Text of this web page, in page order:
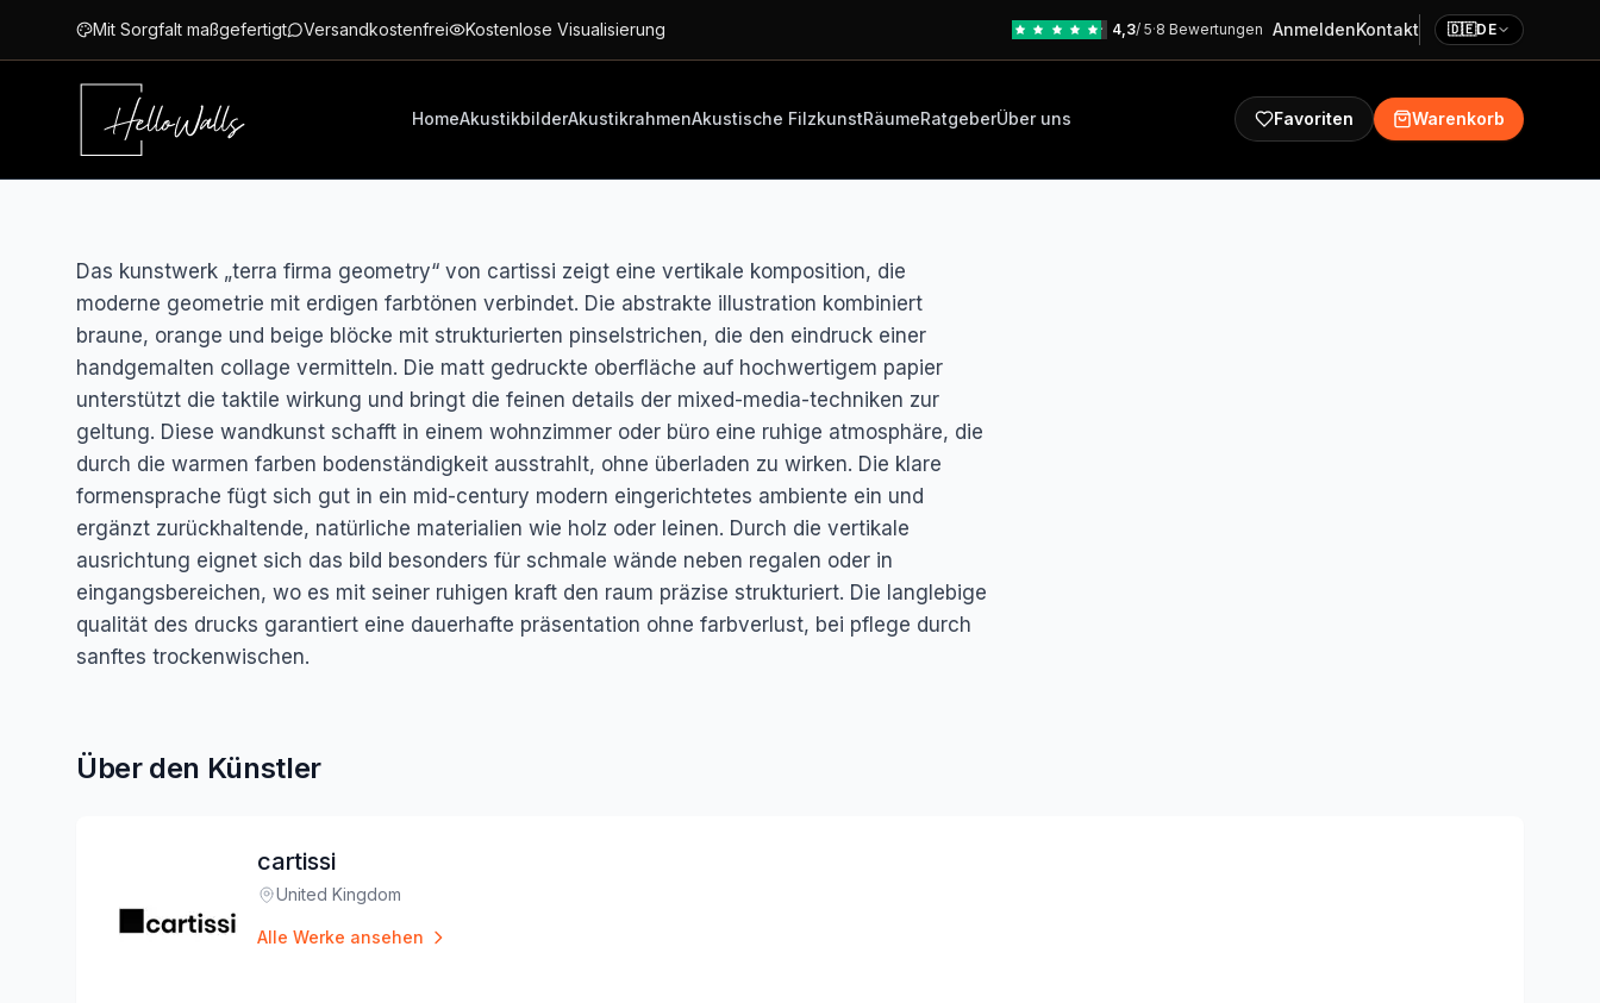
Mit Sorgfalt maßgefertigt Versandkostenfrei Kostenlose Visualisierung 4,3/ 5·8 Bewertungen AnmeldenKontakt 🇩🇪DE
HomeAkustikbilderAkustikrahmenAkustische FilzkunstRäumeRatgeberÜber uns Favoriten Warenkorb
Das kunstwerk „terra firma geometry“ von cartissi zeigt eine vertikale komposition, die
moderne geometrie mit erdigen farbtönen verbindet. Die abstrakte illustration kombiniert
braune, orange und beige blöcke mit strukturierten pinselstrichen, die den eindruck einer
handgemalten collage vermitteln. Die matt gedruckte oberfläche auf hochwertigem papier
unterstützt die taktile wirkung und bringt die feinen details der mixed-media-techniken zur
geltung. Diese wandkunst schafft in einem wohnzimmer oder büro eine ruhige atmosphäre, die
durch die warmen farben bodenständigkeit ausstrahlt, ohne überladen zu wirken. Die klare
formensprache fügt sich gut in ein mid-century modern eingerichtetes ambiente ein und
ergänzt zurückhaltende, natürliche materialien wie holz oder leinen. Durch die vertikale
ausrichtung eignet sich das bild besonders für schmale wände neben regalen oder in
eingangsbereichen, wo es mit seiner ruhigen kraft den raum präzise strukturiert. Die langlebige
qualität des drucks garantiert eine dauerhafte präsentation ohne farbverlust, bei pflege durch
sanftes trockenwischen.
Über den Künstler
cartissi
Standort:
United Kingdom
Alle Werke ansehen